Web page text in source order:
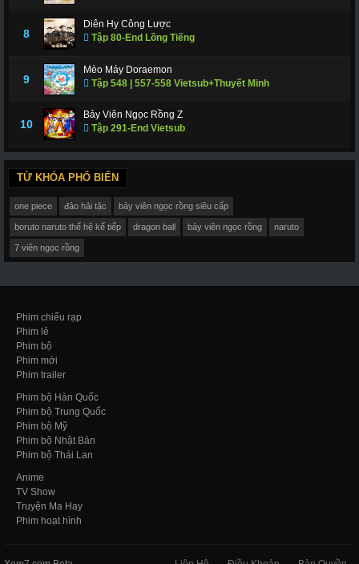
8
Diên Hy Công Lược
Tập 80-End Lồng Tiếng
9
Mèo Máy Doraemon
Tập 548 | 557-558 Vietsub+Thuyết Minh
10
Bảy Viên Ngọc Rồng Z
Tập 291-End Vietsub
TỪ KHÓA PHỔ BIẾN
one piece đảo hải tặc bảy viên ngọc rồng siêu cấp
boruto naruto thế hệ kế tiếp dragon ball bảy viên ngọc rồng naruto
7 viên ngọc rồng
Phim chiếu rạp
Phim lẻ
Phim bộ
Phim mới
Phim trailer
Phim bộ Hàn Quốc
Phim bộ Trung Quốc
Phim bộ Mỹ
Phim bộ Nhật Bản
Phim bộ Thái Lan
Anime
TV Show
Truyện Ma Hay
Phim hoạt hình